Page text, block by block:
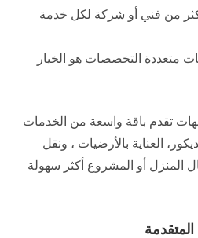
من فني أو شركة لكل خدمة
متعددة التخصصات هو الخيار
تقدم باقة واسعة من الخدمات
العناية بالأرضيات ، ونقل
المنزل أو المشروع أكثر سهولة
المتقدمة